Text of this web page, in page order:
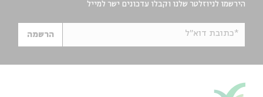
הירשמו לניוזלטר שלנו וקבלו עדכונים ישר למייל
*כתובת דוא"ל הרשמה